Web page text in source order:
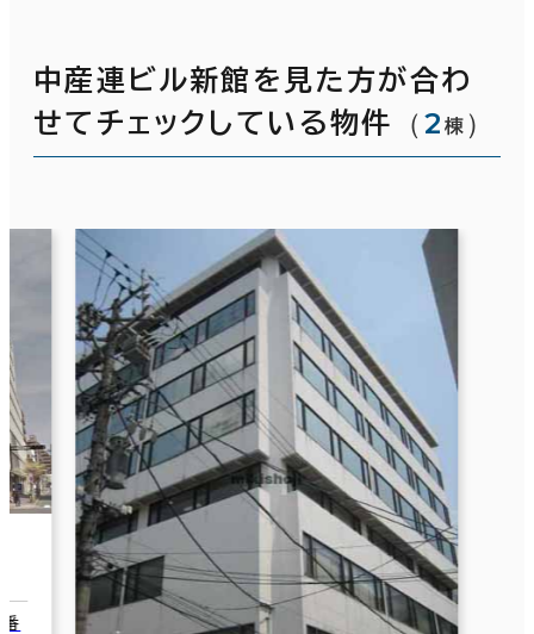
中産連ビル新館を見た方が合わ
せてチェックしている物件
（2 棟 ）